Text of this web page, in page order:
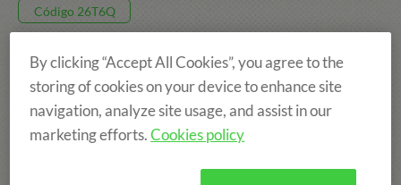
Código 26T6Q
8 DÍAS, DEL 23 AGO AL 30 AGO
440€
By clicking “Accept All Cookies”, you agree to the
storing of cookies on your device to enhance site
navigation, analyze site usage, and assist in our
marketing efforts.Cookies policy